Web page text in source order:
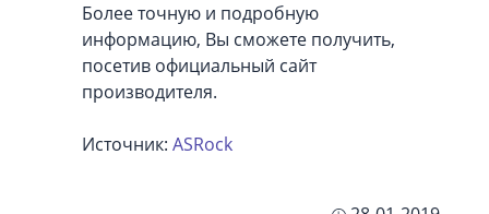
Более точную и подробную
информацию, Вы сможете получить,
посетив официальный сайт
производителя.
Источник: ASRock